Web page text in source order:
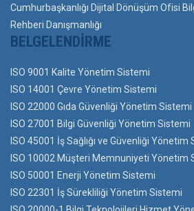
Cumhurbaşkanlığı Dijital Dönüşüm Ofisi
Rehberi Danışmanlığı
BELGELENDIRME
ISO 9001 Kalite Yönetim Sistemi
ISO 14001 Çevre Yönetim Sistemi
ISO 22000 Gıda Güvenliği Yönetim Sistemi
ISO 27001 Bilgi Güvenliği Yönetim Sistemi
ISO 45001 İş Sağlığı ve Güvenliği Yönetim
ISO 10002 Müşteri Memnuniyeti Yönetim
ISO 50001 Enerji Yönetim Sistemi
ISO 22301 İş Sürekliliği Yönetim Sistemi